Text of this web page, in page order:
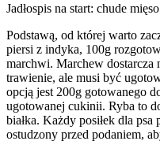
Jadłospis na start: chude
Podstawą, od której warto
piersi z indyka, 100g
marchwi. Marchew dostarcza
trawienie, ale musi być
opcją jest 200g gotowanego
ugotowanej cukinii. Ryba to
białka. Każdy posiłek dla
ostudzony przed podaniem,